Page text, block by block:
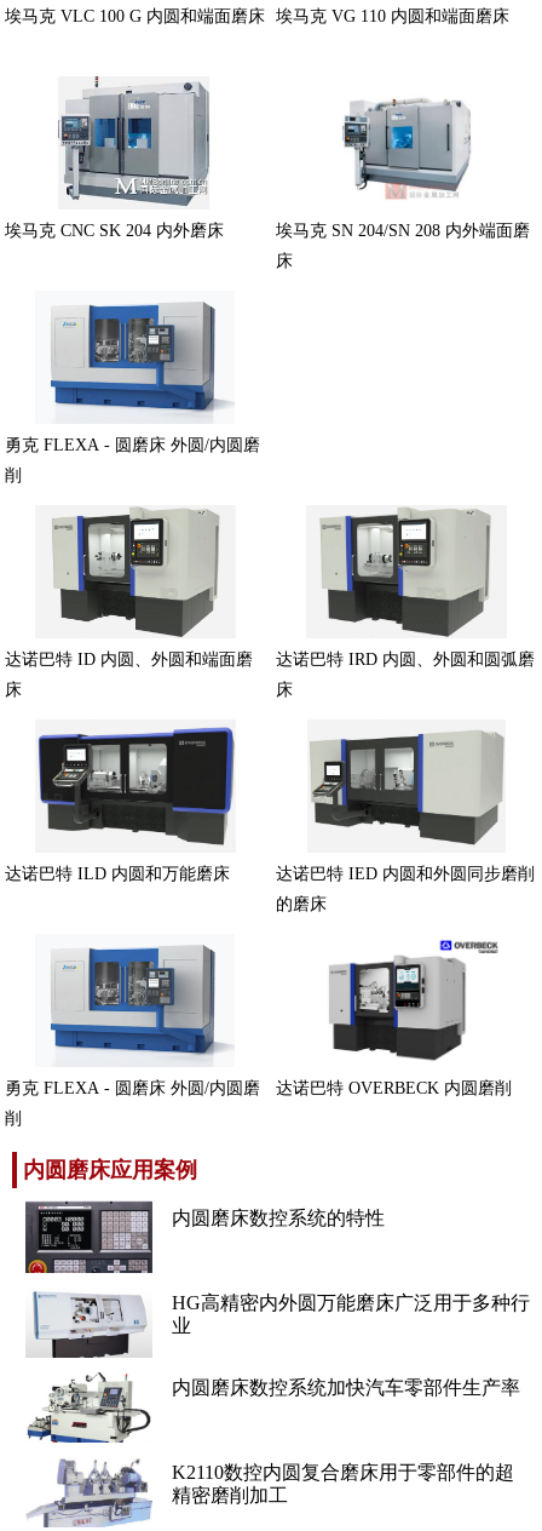
埃马克 VLC 100 G 内圆和端面磨床 埃马克 VG 110 内圆和端面磨床
埃马克 CNC SK 204 内外磨床
埃马克 SN 204/SN 208 内外端面磨
床
勇克 FLEXA - 圆磨床 外圆/内圆磨
削
达诺巴特 ID 内圆、外圆和端面磨
床
达诺巴特 IRD 内圆、外圆和圆弧磨
床
达诺巴特 ILD 内圆和万能磨床
达诺巴特 IED 内圆和外圆同步磨削
的磨床
勇克 FLEXA - 圆磨床 外圆/内圆磨
削
达诺巴特 OVERBECK 内圆磨削
内圆磨床应用案例
内圆磨床数控系统的特性
HG高精密内外圆万能磨床广泛用于多种行
业
内圆磨床数控系统加快汽车零部件生产率
K2110数控内圆复合磨床用于零部件的超
精密磨削加工